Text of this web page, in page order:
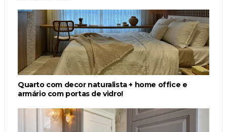
Quarto com decor naturalista + home office e
armário com portas de vidro!